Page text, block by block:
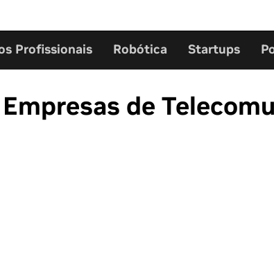
Profissionais Robótica Startups
de